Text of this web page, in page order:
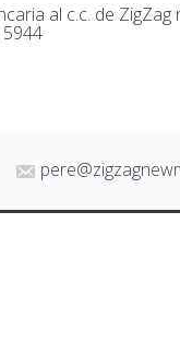
al c.c. de ZigZag